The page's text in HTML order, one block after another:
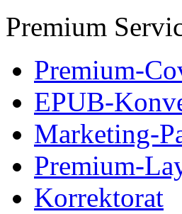
Premium
Premium-
EPUB-
Marketing-
Premium-
Korrektorat